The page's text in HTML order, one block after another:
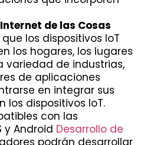
de las Cosas
los dispositivos IoT
los hogares, los lugares
variedad de industrias,
de aplicaciones
en integrar sus
los dispositivos IoT.
con las
y Android Desarrollo de
podrán desarrollar